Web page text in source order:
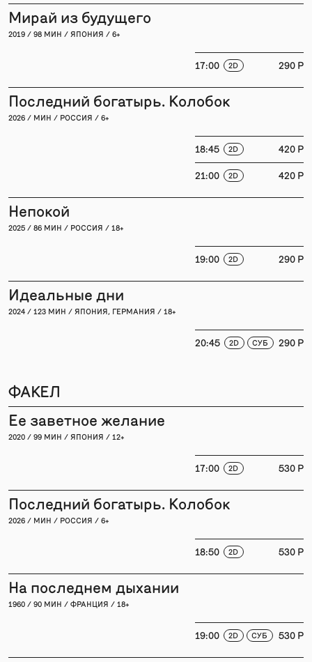
Мирай из будущего
2019 / 98 МИН / ЯПОНИЯ / 6+
17:00 2D 290 P
Последний богатырь. Колобок
2026 / МИН / РОССИЯ / 6+
18:45 2D 420 P
21:00 2D 420 P
Непокой
2025 / 86 МИН / РОССИЯ / 18+
19:00 2D 290 P
Идеальные дни
2024 / 123 МИН / ЯПОНИЯ, ГЕРМАНИЯ / 18+
20:45 2D СУБ 290 P
ФАКЕЛ
Ее заветное желание
2020 / 99 МИН / ЯПОНИЯ / 12+
17:00 2D 530 P
Последний богатырь. Колобок
2026 / МИН / РОССИЯ / 6+
18:50 2D 530 P
На последнем дыхании
1960 / 90 МИН / ФРАНЦИЯ / 18+
19:00 2D СУБ 530 P